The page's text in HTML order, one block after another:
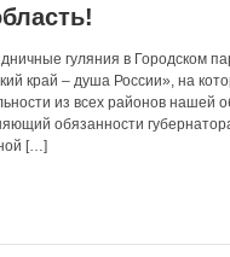
гуляния в Городском
край – душа России», на
из всех районов нашей
обязанности
[…]